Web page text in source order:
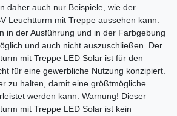
daher auch nur Beispiele, wie der
Leuchtturm mit Treppe aussehen kann.
in der Ausführung und in der Farbgebung
und auch nicht auszuschließen. Der
mit Treppe LED Solar ist für den
für eine gewerbliche Nutzung konzipiert.
zu halten, damit eine größtmögliche
werden kann. Warnung! Dieser
mit Treppe LED Solar ist kein